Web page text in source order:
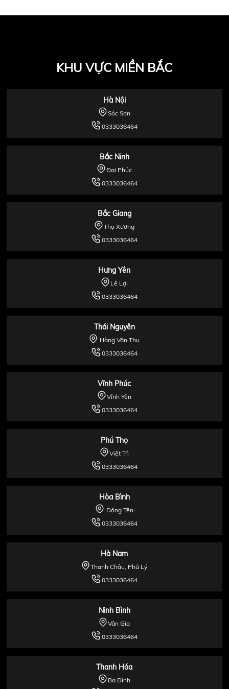
KHU VỰC MIỀN BẮC
Hà Nội
Sóc Sơn
0333036464
Bắc Ninh
Đại Phúc
0333036464
Bắc Giang
Thọ Xương
0333036464
Hưng Yên
Lê Lợi
0333036464
Thái Nguyên
Hàng Văn Thụ
0333036464
Vĩnh Phúc
Vĩnh Yên
0333036464
Phú Thọ
Việt Trì
0333036464
Hòa Bình
Đồng Tên
0333036464
Hà Nam
Thanh Châu, Phủ Lý
0333036464
Ninh Bình
Vân Gia
0333036464
Thanh Hóa
Ba Đình